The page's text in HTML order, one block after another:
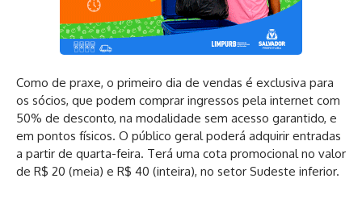
Como de praxe, o primeiro dia de vendas é exclusiva para
os sócios, que podem comprar ingressos pela internet com
50% de desconto, na modalidade sem acesso garantido, e
em pontos físicos. O público geral poderá adquirir entradas
a partir de quarta-feira. Terá uma cota promocional no valor
de R$ 20 (meia) e R$ 40 (inteira), no setor Sudeste inferior.